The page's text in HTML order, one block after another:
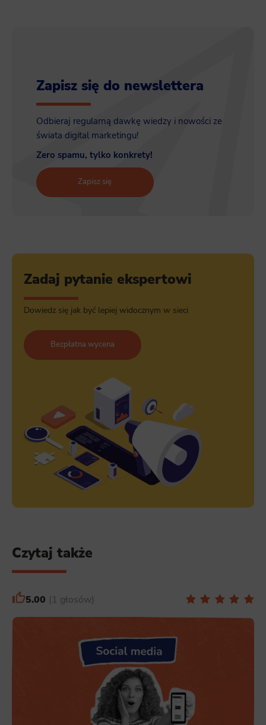
Zapisz się do newslettera
Odbieraj regularną dawkę wiedzy i nowości ze
świata digital marketingu!
Zero spamu, tylko konkrety!
Zapisz się
Zadaj pytanie ekspertowi
Dowiedz się jak być lepiej widocznym w sieci
Bezpłatna wycena
Czytaj także
5.00 1 głosów